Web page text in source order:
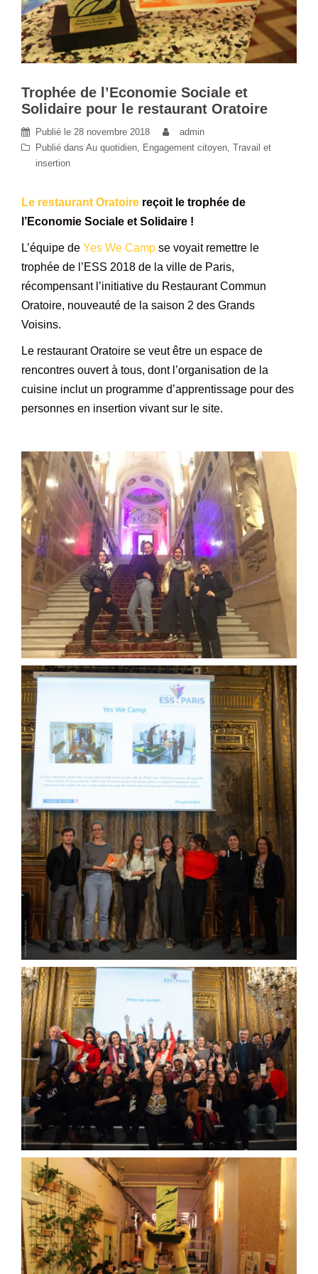
Trophée de l’Economie Sociale et
Solidaire pour le restaurant Oratoire
Publié le 28 novembre 2018
admin
Publié dans Au quotidien Engagement citoyen Travail et
insertion
Le restaurant Oratoire reçoit le trophée de
l’Economie Sociale et Solidaire !
L’équipe de Yes We Camp se voyait remettre le
trophée de l’ESS 2018 de la ville de Paris,
récompensant l’initiative du Restaurant Commun
Oratoire, nouveauté de la saison 2 des Grands
Voisins.
Le restaurant Oratoire se veut être un espace de
rencontres ouvert à tous, dont l’organisation de la
cuisine inclut un programme d’apprentissage pour des
personnes en insertion vivant sur le site.